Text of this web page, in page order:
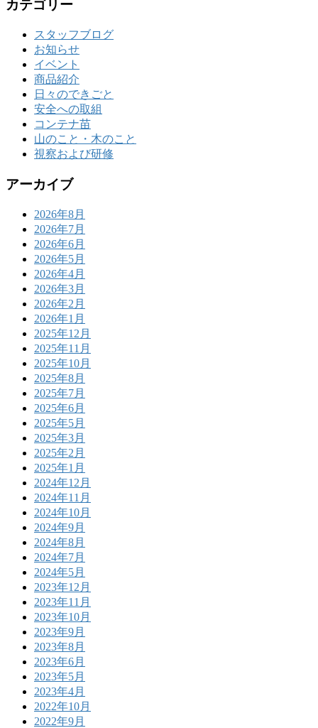
カテゴリー
スタッフブログ
お知らせ
イベント
商品紹介
日々のできごと
安全への取組
コンテナ苗
山のこと・木のこと
視察および研修
アーカイブ
2026年8月
2026年7月
2026年6月
2026年5月
2026年4月
2026年3月
2026年2月
2026年1月
2025年12月
2025年11月
2025年10月
2025年8月
2025年7月
2025年6月
2025年5月
2025年3月
2025年2月
2025年1月
2024年12月
2024年11月
2024年10月
2024年9月
2024年8月
2024年7月
2024年5月
2023年12月
2023年11月
2023年10月
2023年9月
2023年8月
2023年6月
2023年5月
2023年4月
2022年10月
2022年9月